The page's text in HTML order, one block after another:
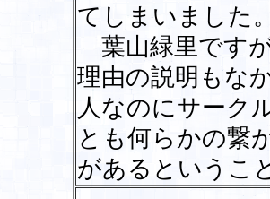
てしまいました。
葉山緑里です
理由の説明もな
人なのにサーク
とも何らかの繋
があるというこ